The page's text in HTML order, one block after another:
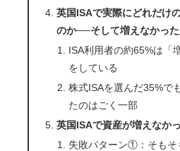
英国ISAで実際にどれだけ
のか──そして増えなかっ
ISA利用者の約65%は「
をしている
株式ISAを選んだ35%で
たのはごく一部
英国ISAで資産が増えなか
失敗パターン①：そもそ